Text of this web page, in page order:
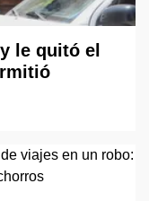
le quitó el